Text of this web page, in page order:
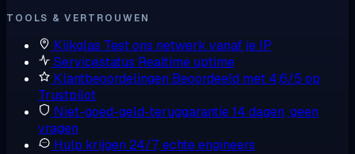
TOOLS & VERTROUWEN
Kijkglas Test ons netwerk vanaf je IP
Servicestatus Realtime uptime
Klantbeoordelingen Beoordeeld met 4,6/5 op
Trustpilot
Niet-goed-geld-teruggarantie14 dagen, geen
vragen
Hulp krijgen 24/7, echte engineers